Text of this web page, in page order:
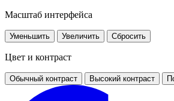
Масштаб интерфейса
Уменьшить Увеличить Сбросить
Цвет и контраст
Обычный контраст Высокий контраст